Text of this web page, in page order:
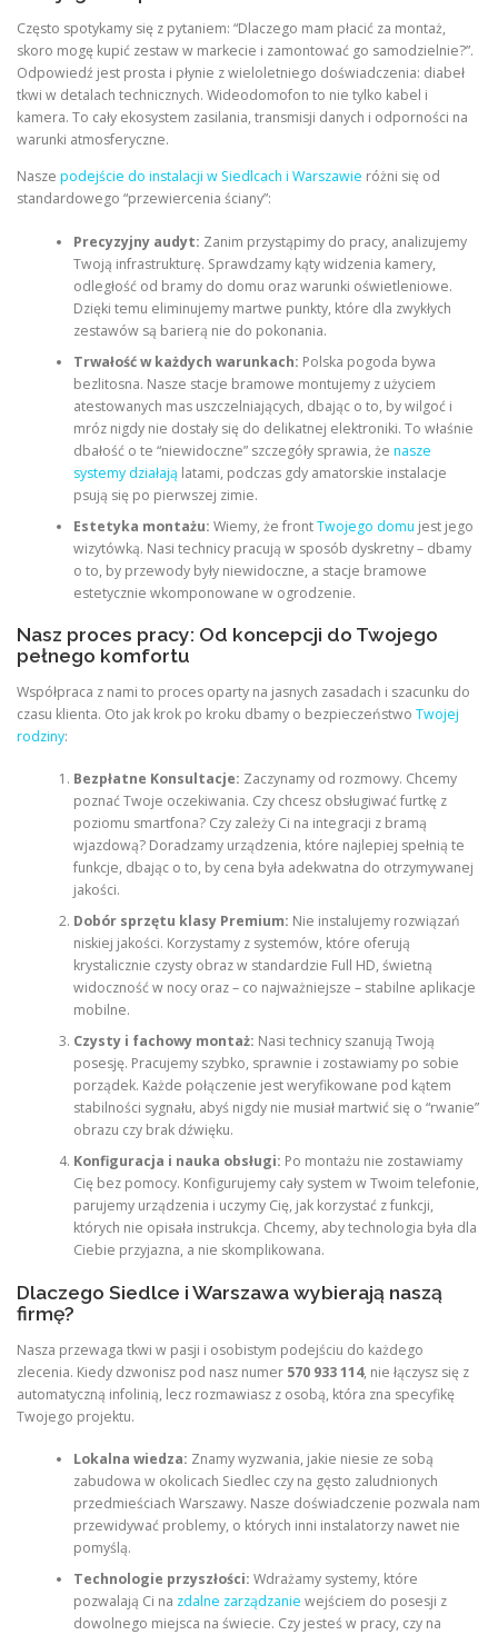
Często spotykamy się z pytaniem: “Dlaczego mam płacić za montaż,
skoro mogę kupić zestaw w markecie i zamontować go samodzielnie?”.
Odpowiedź jest prosta i płynie z wieloletniego doświadczenia: diabeł
tkwi w detalach technicznych. Wideodomofon to nie tylko kabel i
kamera. To cały ekosystem zasilania, transmisji danych i odporności na
warunki atmosferyczne.
Nasze podejście do instalacji w Siedlcach i Warszawie różni się od
standardowego “przewiercenia ściany”:
Precyzyjny audyt: Zanim przystąpimy do pracy, analizujemy
Twoją infrastrukturę. Sprawdzamy kąty widzenia kamery,
odległość od bramy do domu oraz warunki oświetleniowe.
Dzięki temu eliminujemy martwe punkty, które dla zwykłych
zestawów są barierą nie do pokonania.
Trwałość w każdych warunkach: Polska pogoda bywa
bezlitosna. Nasze stacje bramowe montujemy z użyciem
atestowanych mas uszczelniających, dbając o to, by wilgoć i
mróz nigdy nie dostały się do delikatnej elektroniki. To właśnie
dbałość o te “niewidoczne” szczegóły sprawia, że nasze
systemy działają latami, podczas gdy amatorskie instalacje
psują się po pierwszej zimie.
Estetyka montażu: Wiemy, że frontTwojego domu jest jego
wizytówką. Nasi technicy pracują w sposób dyskretny – dbamy
o to, by przewody były niewidoczne, a stacje bramowe
estetycznie wkomponowane w ogrodzenie.
Nasz proces pracy: Od koncepcji do Twojego
pełnego komfortu
Współpraca z nami to proces oparty na jasnych zasadach i szacunku do
czasu klienta. Oto jak krok po kroku dbamy o bezpieczeństwo Twojej
rodziny:
Bezpłatne Konsultacje: Zaczynamy od rozmowy. Chcemy
poznać Twoje oczekiwania. Czy chcesz obsługiwać furtkę z
poziomu smartfona? Czy zależy Ci na integracji z bramą
wjazdową? Doradzamy urządzenia, które najlepiej spełnią te
funkcje, dbając o to, by cena była adekwatna do otrzymywanej
jakości.
Dobór sprzętu klasy Premium: Nie instalujemy rozwiązań
niskiej jakości. Korzystamy z systemów, które oferują
krystalicznie czysty obraz w standardzie Full HD, świetną
widoczność w nocy oraz – co najważniejsze – stabilne aplikacje
mobilne.
Czysty i fachowy montaż: Nasi technicy szanują Twoją
posesję. Pracujemy szybko, sprawnie i zostawiamy po sobie
porządek. Każde połączenie jest weryfikowane pod kątem
stabilności sygnału, abyś nigdy nie musiał martwić się o “rwanie”
obrazu czy brak dźwięku.
Konfiguracja i nauka obsługi: Po montażu nie zostawiamy
Cię bez pomocy. Konfigurujemy cały system w Twoim telefonie,
parujemy urządzenia i uczymy Cię, jak korzystać z funkcji,
których nie opisała instrukcja. Chcemy, aby technologia była dla
Ciebie przyjazna, a nie skomplikowana.
Dlaczego Siedlce i Warszawa wybierają naszą
firmę?
Nasza przewaga tkwi w pasji i osobistym podejściu do każdego
zlecenia. Kiedy dzwonisz pod nasz numer 570 933 114, nie łączysz się z
automatyczną infolinią, lecz rozmawiasz z osobą, która zna specyfikę
Twojego projektu.
Lokalna wiedza: Znamy wyzwania, jakie niesie ze sobą
zabudowa w okolicach Siedlec czy na gęsto zaludnionych
przedmieściach Warszawy. Nasze doświadczenie pozwala nam
przewidywać problemy, o których inni instalatorzy nawet nie
pomyślą.
Technologie przyszłości: Wdrażamy systemy, które
pozwalają Ci na zdalne zarządzanie wejściem do posesji z
dowolnego miejsca na świecie. Czy jesteś w pracy, czy na